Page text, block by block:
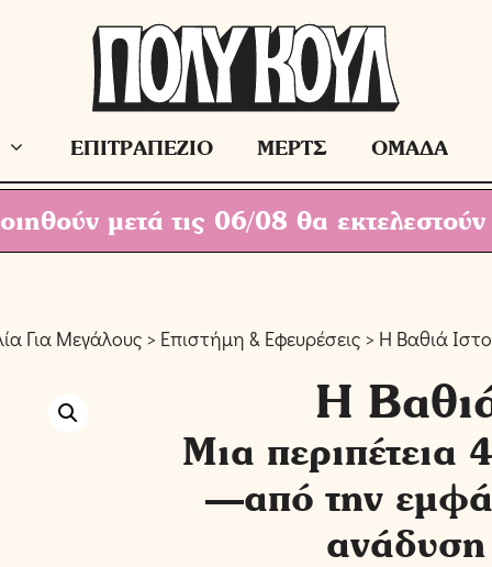
ΕΠΙΤΡΑΠΕΖΙΟ ΜΕΡΤΣ ΟΜΑΔΑ
μετά τις 06/08 θα
Για Μεγάλους > Επιστήμη & Εφευρέσεις > Η Βαθιά
Η
Μια περιπέτεια
—από την
ανάδυση